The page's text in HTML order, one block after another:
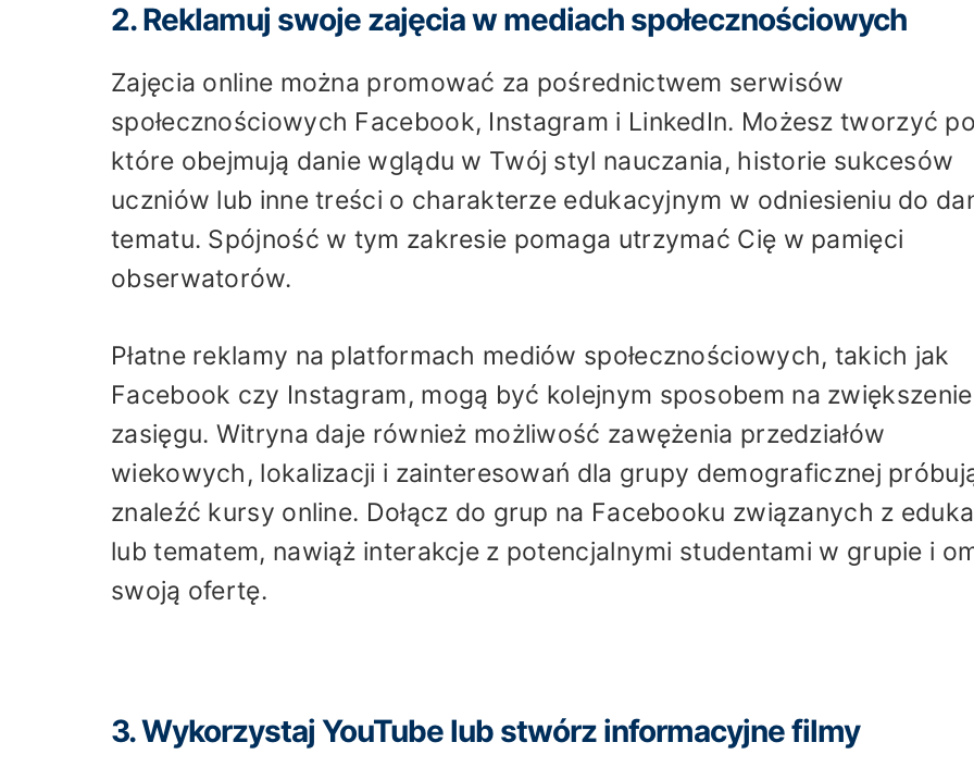
2. Reklamuj swoje zajęcia w mediach społecznościowych
Zajęcia online można promować za pośrednictwem serwisów
społecznościowych Facebook, Instagram i LinkedIn. Możesz tworzyć
które obejmują danie wglądu w Twój styl nauczania, historie sukcesów
uczniów lub inne treści o charakterze edukacyjnym w odniesieniu do
tematu. Spójność w tym zakresie pomaga utrzymać Cię w pamięci
obserwatorów.
Płatne reklamy na platformach mediów społecznościowych, takich jak
Facebook czy Instagram, mogą być kolejnym sposobem na zwiększenie
zasięgu. Witryna daje również możliwość zawężenia przedziałów
wiekowych, lokalizacji i zainteresowań dla grupy demograficznej
znaleźć kursy online. Dołącz do grup na Facebooku związanych z
lub tematem, nawiąż interakcje z potencjalnymi studentami w grupie i
swoją ofertę.
3. Wykorzystaj YouTube lub stwórz informacyjne filmy